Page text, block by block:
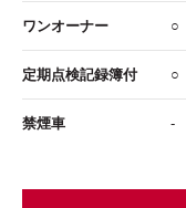
ワンオーナー ○
定期点検記録簿付 ○
禁煙車 -